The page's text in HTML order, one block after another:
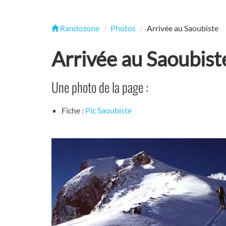
Randozone Photos Arrivée au Saoubiste
Arrivée au
Une photo de la page :
Fiche : Pic Saoubiste